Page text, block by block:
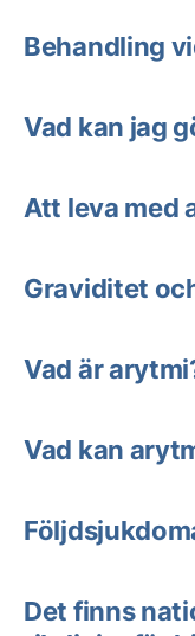
Behandling
Vad kan jag
Att leva med
Graviditet
Vad är
Vad kan
Det finns